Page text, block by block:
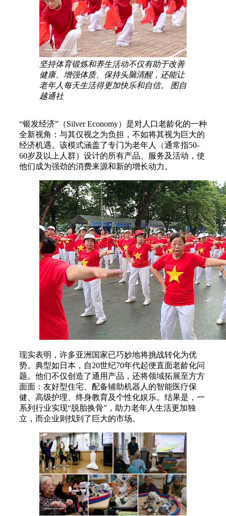
坚持体育锻炼和养生活动不仅有助于改善
健康、增强体质、保持头脑清醒，还能让
老年人每天生活得更加快乐和自信。 图自
越通社
“银发经济”（Silver Economy）是对人口老龄化的一种
全新视角：与其仅视之为负担，不如将其视为巨大的
经济机遇。该模式涵盖了专门为老年人（通常指50-
60岁及以上人群）设计的所有产品、服务及活动，使
他们成为强劲的消费来源和新的增长动力。
现实表明，许多亚洲国家已巧妙地将挑战转化为优
势。典型如日本，自20世纪70年代起便直面老龄化问
题。他们不仅创造了通用产品，还将领域拓展至方方
面面：友好型住宅、配备辅助机器人的智能医疗保
健、高级护理、终身教育及个性化娱乐。结果是，一
系列行业实现“脱胎换骨”，助力老年人生活更加独
立，而企业则找到了巨大的市场。